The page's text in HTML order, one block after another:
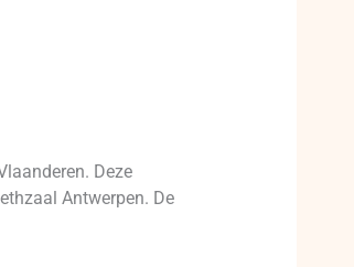
Deze
Antwerpen. De